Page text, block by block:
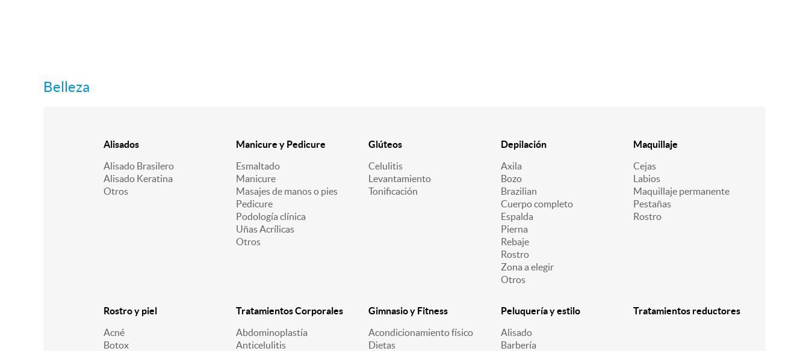
Belleza
Alisados
Alisado Brasilero
Alisado Keratina
Otros
Manicure y Pedicure
Esmaltado
Manicure
Masajes de manos o pies
Pedicure
Podología clínica
Uñas Acrílicas
Otros
Glúteos
Celulitis
Levantamiento
Tonificación
Depilación
Axila
Bozo
Brazilian
Cuerpo completo
Espalda
Pierna
Rebaje
Rostro
Zona a elegir
Otros
Maquillaje
Cejas
Labios
Maquillaje permanente
Pestañas
Rostro
Rostro y piel
Acné
Botox
Tratamientos Corporales
Abdominoplastía
Anticelulitis
Gimnasio y Fitness
Acondicionamiento físico
Dietas
Peluquería y estilo
Alisado
Barbería
Tratamientos reductores